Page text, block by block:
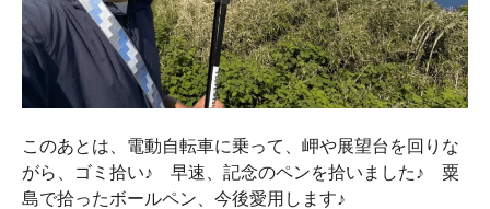
このあとは、電動自転車に乗って、岬や展望台を回りな
がら、ゴミ拾い♪ 早速、記念のペンを拾いました♪ 粟
島で拾ったボールペン、今後愛用します♪